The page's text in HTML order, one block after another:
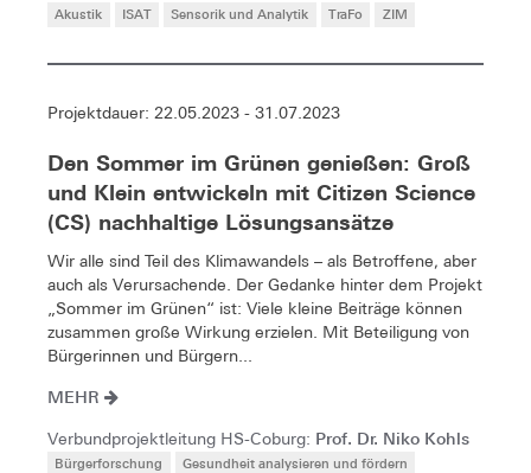
Akustik ISAT Sensorik und Analytik TraFo ZIM
Projektdauer: 22.05.2023 - 31.07.2023
Den Sommer im Grünen genießen: Groß
und Klein entwickeln mit Citizen Science
(CS) nachhaltige Lösungsansätze
Wir alle sind Teil des Klimawandels – als Betroffene, aber
auch als Verursachende. Der Gedanke hinter dem Projekt
„Sommer im Grünen“ ist: Viele kleine Beiträge können
zusammen große Wirkung erzielen. Mit Beteiligung von
Bürgerinnen und Bürgern...
MEHR
Verbundprojektleitung HS-Coburg: Prof. Dr. Niko Kohls
Bürgerforschung
Gesundheit analysieren und fördern